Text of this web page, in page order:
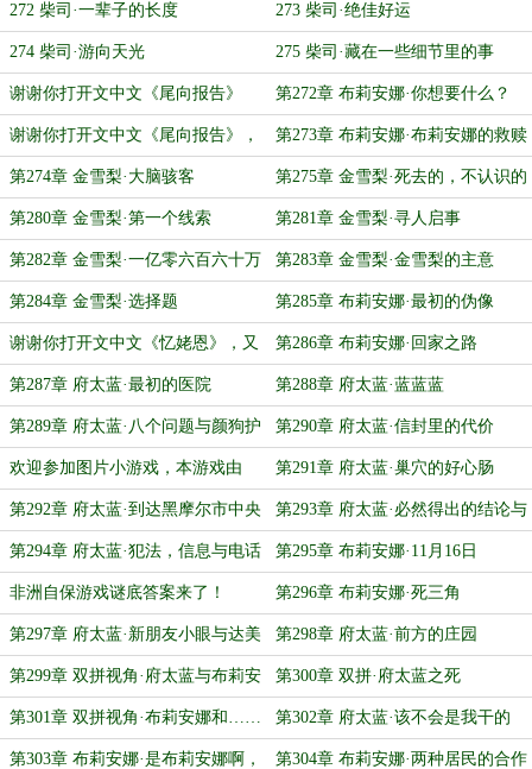
272 柴司·一辈子的长度 273 柴司·绝佳好运
274 柴司·游向天光 275 柴司·藏在一些细节里的事
谢谢你打开文中文《尾向报告》
（又名，忆姥恩）
第272章 布莉安娜·你想要什么？
谢谢你打开文中文《尾向报告》，
又名，《忆姥恩》
第273章 布莉安娜·布莉安娜的救赎
与幸福
第274章 金雪梨·大脑骇客 第275章 金雪梨·死去的，不认识的
人
第280章 金雪梨·第一个线索 第281章 金雪梨·寻人启事
第282章 金雪梨·一亿零六百六十万 第283章 金雪梨·金雪梨的主意
第284章 金雪梨·选择题 第285章 布莉安娜·最初的伪像
谢谢你打开文中文《忆姥恩》，又
名《上一辈子的旅行》
第286章 布莉安娜·回家之路
第287章 府太蓝·最初的医院 第288章 府太蓝·蓝蓝蓝
第289章 府太蓝·八个问题与颜狗护
士
第290章 府太蓝·信封里的代价
欢迎参加图片小游戏，本游戏由
xyyz姥盛情赞助
第291章 府太蓝·巢穴的好心肠
第292章 府太蓝·到达黑摩尔市中央
车站
第293章 府太蓝·必然得出的结论与
行动
第294章 府太蓝·犯法，信息与电话 第295章 布莉安娜·11月16日
非洲自保游戏谜底答案来了！ 第296章 布莉安娜·死三角
第297章 府太蓝·新朋友小眼与达美
乐披萨
第298章 府太蓝·前方的庄园
第299章 双拼视角·府太蓝与布莉安
娜
第300章 双拼·府太蓝之死
第301章 双拼视角·布莉安娜和……
谁？
第302章 府太蓝·该不会是我干的
吧？
第303章 布莉安娜·是布莉安娜啊， 第304章 布莉安娜·两种居民的合作